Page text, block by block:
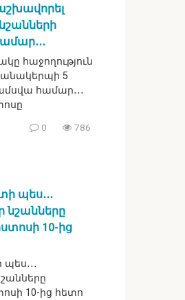
հաջողություն
5
համար․․․
0 786
պես․․․
նշանները
10-ից
10-ից հետո